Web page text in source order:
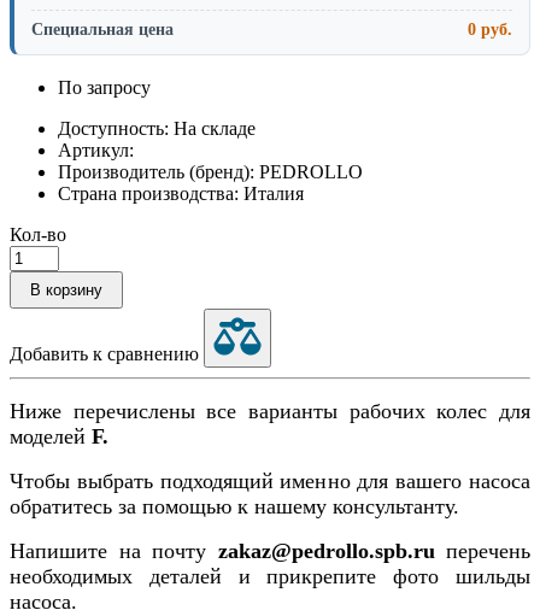
Специальная цена 0 руб.
По запросу
Доступность: На складе
Артикул:
Производитель (бренд): PEDROLLO
Страна производства: Италия
Кол-во
В корзину
Добавить к сравнению
Ниже перечислены все варианты рабочих колес для
моделей F.
Чтобы выбрать подходящий именно для вашего насоса
обратитесь за помощью к нашему консультанту.
Напишите на почту zakaz@pedrollo.spb.ruперечень
необходимых деталей и прикрепите фото шильды
насоса.